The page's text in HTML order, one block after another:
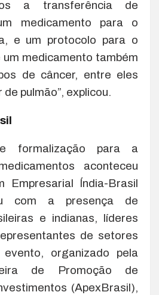
a transferência de
medicamento para o
e um protocolo para o
um medicamento também
de câncer, entre eles
pulmão”, explicou.
formalização para a
aconteceu
Empresarial Índia-Brasil
com a presença de
e indianas, líderes
de setores
organizado pela
de Promoção de
(ApexBrasil),